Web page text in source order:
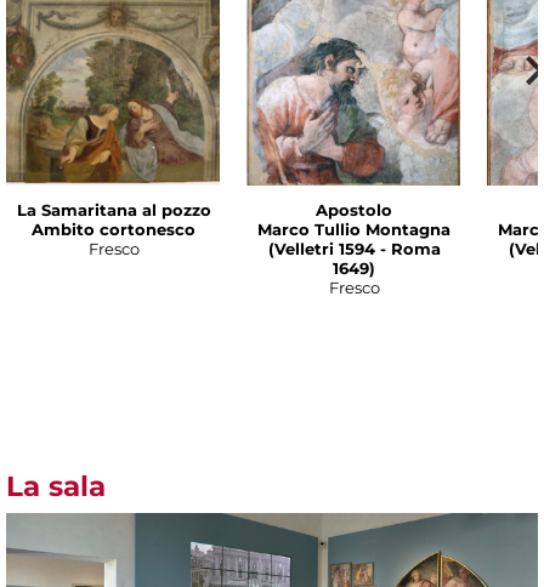
La Samaritana al pozzo
Ambito cortonesco
Fresco
Apostolo
Marco Tullio Montagna
(Velletri 1594 - Roma
1649)
Fresco
La sala